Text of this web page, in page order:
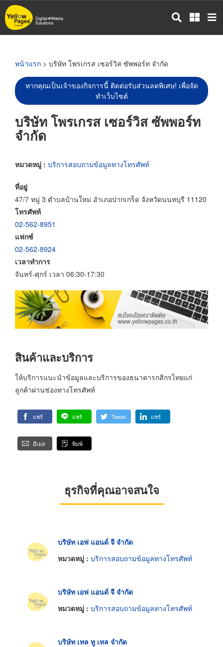
ข้าม
ไป
หน้าแรก > บริษัท โพรเกรส เซอร์วิส ซัพพอร์ท จำกัด
หากคุณเป็นเจ้าของกิจการนี้ ติดต่อรับส่วนลดพิเศษ! เพื่อจัด
ทำเว็บไซต์
บริษัท โพรเกรส เซอร์วิส ซัพพอร์ท
จำกัด
หมวดหมู่ : บริการสอบถามข้อมูลทางโทรศัพท์
ที่อยู่
47/7 หมู่ 3 ตำบลบ้านใหม่ อำเภอปากเกร็ด จังหวัดนนทบุรี 11120
โทรศัพท์
02-562-8951
แฟกซ์
02-562-8924
เวลาทำการ
จันทร์-ศุกร์ เวลา 06:30-17:30
สินค้าและบริการ
ให้บริการแนะนำข้อมูลและบริการของธนาคารกสิกรไทยแก่
ลูกค้าผ่านช่องทางโทรศัพท์
แชร์ แชร์ Tweet แชร์
อีเมล พิมพ์
ธุรกิจที่คุณอาจสนใจ
บริษัท เอฟ แอนด์ จี จำกัด
หมวดหมู่ : บริการสอบถามข้อมูลทางโทรศัพท์
บริษัท เอฟ แอนด์ จี จำกัด
หมวดหมู่ : บริการสอบถามข้อมูลทางโทรศัพท์
บริษัท เทล ทู เทล จำกัด